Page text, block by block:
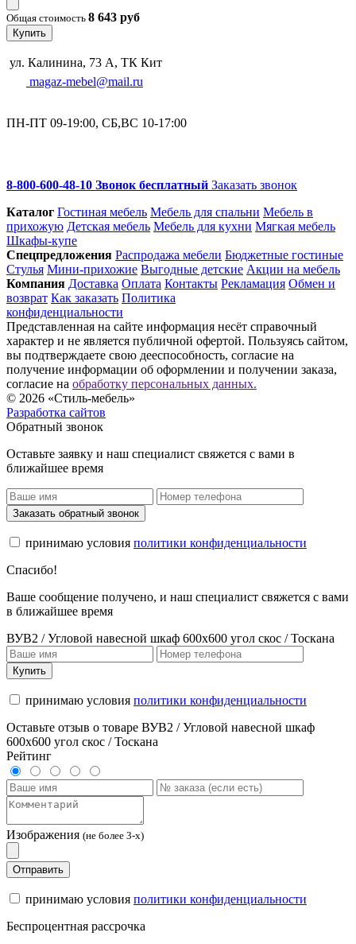
Общая стоимость 8 643 руб
Купить
ул. Калинина, 73 А, ТК Кит
magaz-mebel@mail.ru
ПН-ПТ 09-19:00, СБ,ВС 10-17:00
8-800-600-48-10 Звонок бесплатный Заказать звонок
Каталог Гостиная мебель Мебель для спальни Мебель в
прихожую Детская мебель Мебель для кухни Мягкая мебель
Шкафы-купе
Спец­предложения Распродажа мебели Бюджетные гостиные
Стулья Мини-прихожие Выгодные детские Акции на мебель
Компания Доставка Оплата Контакты Рекламация Обмен и
возврат Как заказать Политика
конфиденциальности
Представленная на сайте информация несёт справочный
характер и не является публичной офертой. Пользуясь сайтом,
вы подтверждаете свою дееспособность, согласие на
получение информации об оформлении и получении заказа,
согласие на обработку персональных данных.
© 2026 «Стиль-мебель»
Разработка сайтов
Обратный звонок
Оставьте заявку и наш специалист свяжется с вами в
ближайшее время
Заказать обратный звонок
принимаю условия политики конфиденциальности
Спасибо!
Ваше сообщение получено, и наш специалист свяжется с вами
в ближайшее время
ВУВ2 / Угловой навесной шкаф 600х600 угол скос / Тоскана
Купить
принимаю условия политики конфиденциальности
Оставьте отзыв о товаре ВУВ2 / Угловой навесной шкаф
600х600 угол скос / Тоскана
Рейтинг
Изображения (не более 3-х)
Отправить
принимаю условия политики конфиденциальности
Беспроцентная рассрочка